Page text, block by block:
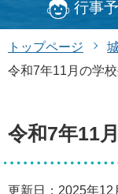
行事
トップページ
令和7年11月の学
令和7年11
更新日：2025年12